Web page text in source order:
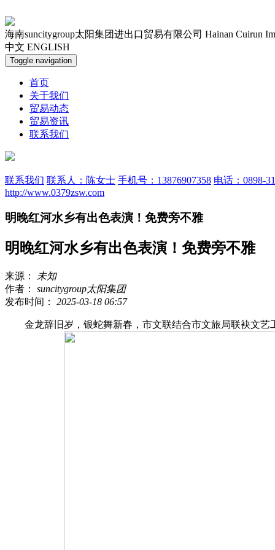
海南suncitygroup太阳集团进出口贸易有限公司 Hainan Cuirun
中文 ENGLISH
Toggle navigation
首页
关于我们
贸易动态
贸易资讯
联系我们
联系我们 联系人：陈女士 手机号：13876907358 电话：0898-
http://www.0379zsw.com
明晚红河水乡有出色表演！免费旁不雅
明晚红河水乡有出色表演！免费旁不雅
来源：
未知
作者： suncitygroup太阳集团
发布时间： 2025-03-18 06:57
金龙辞旧岁，银蛇舞新春，市文联结合市文旅局联袂文艺